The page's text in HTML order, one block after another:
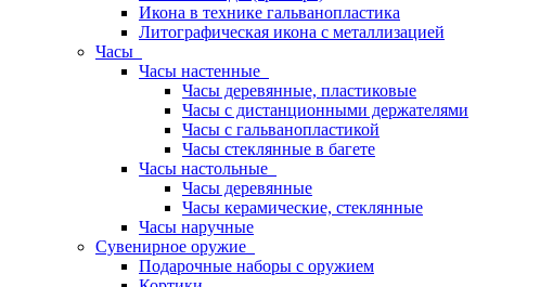
Икона в технике гальванопластика
Литографическая икона с металлизацией
Часы
Часы настенные
Часы деревянные, пластиковые
Часы с дистанционными держателями
Часы с гальванопластикой
Часы стеклянные в багете
Часы настольные
Часы деревянные
Часы керамические, стеклянные
Часы наручные
Сувенирное оружие
Подарочные наборы с оружием